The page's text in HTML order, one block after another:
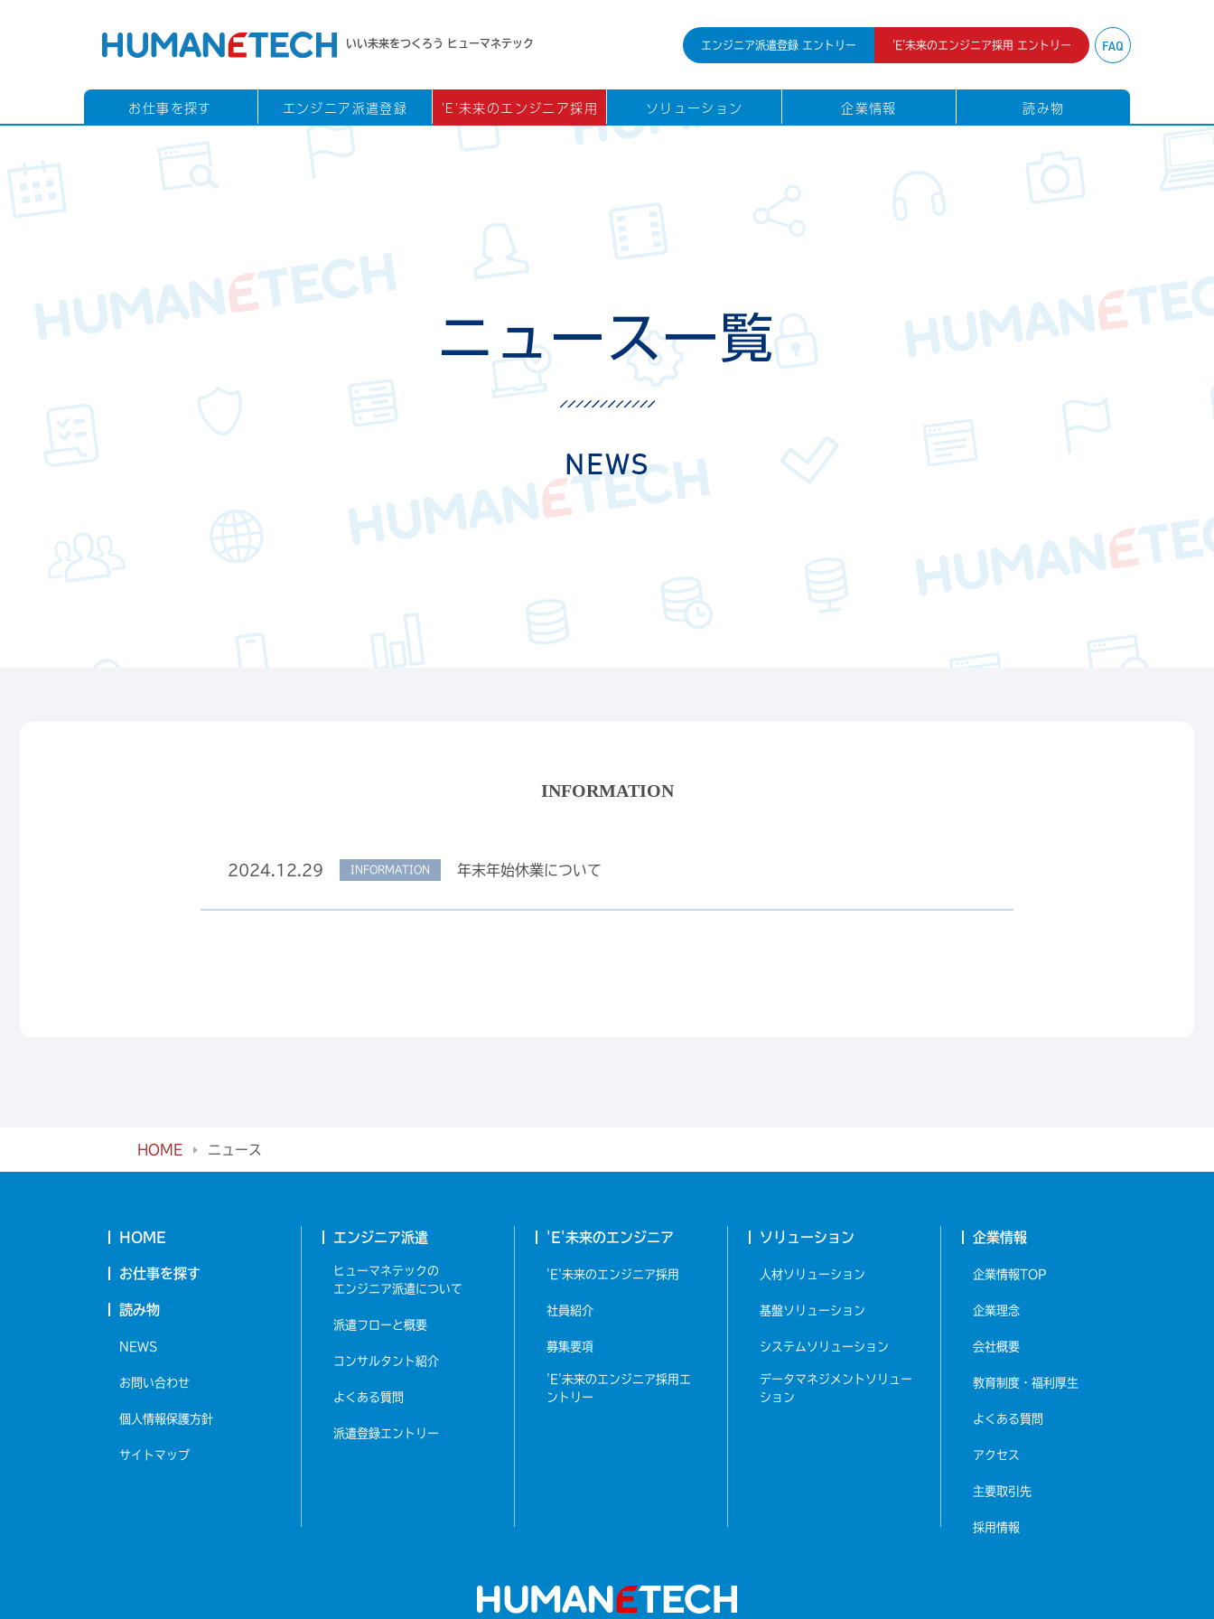
いい未来をつくろう ヒューマネテック エンジニア派遣登録 エントリー 'E'未来のエンジニア採用 エントリー FAQ
お仕事を探す エンジニア派遣登録 'E'未来のエンジニア採用 ソリューション 企業情報 読み物
INFORMATION
2024.12.29 INFORMATION 年末年始休業について
HOME ニュース
HOME
お仕事を探す
読み物
NEWS
お問い合わせ
個人情報保護方針
サイトマップ
エンジニア派遣
ヒューマネテックの
エンジニア派遣について
派遣フローと概要
コンサルタント紹介
よくある質問
派遣登録エントリー
'E'未来のエンジニア
'E'未来のエンジニア採用
社員紹介
募集要項
'E'未来のエンジニア採用エ
ントリー
ソリューション
人材ソリューション
基盤ソリューション
システム ソリューション
データマネジメント ソリュー
ション
企業情報
企業情報TOP
企業理念
会社概要
教育制度・福利厚生
よくある質問
アクセス
主要取引先
採用情報